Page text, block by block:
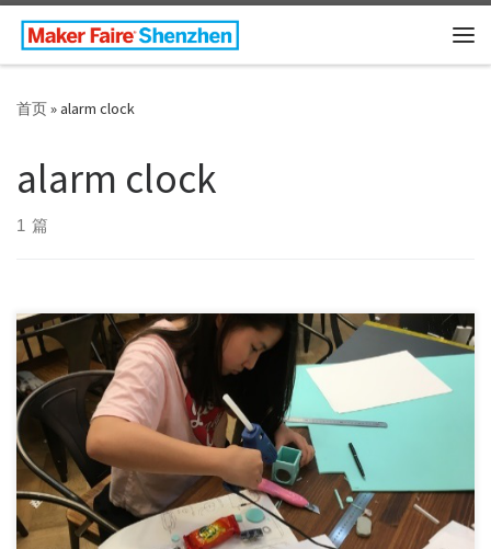
Skip to content
首页»alarm clock
alarm clock
1 篇
Maker: Juhee Seo usually turns off the alarm clock […]